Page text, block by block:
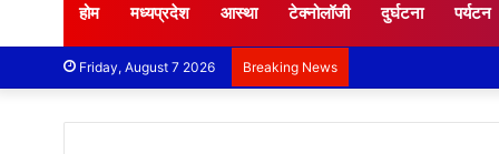
होम मध्यप्रदेश आस्था टेक्नोलॉजी दुर्घटना पर्यटन
Friday, August 7 2026 Breaking News